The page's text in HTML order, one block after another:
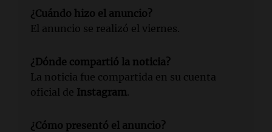
¿Cuándo hizo el anuncio?
El anuncio se realizó el viernes.
¿Dónde compartió la noticia?
La noticia fue compartida en su cuenta
oficial de Instagram.
¿Cómo presentó el anuncio?